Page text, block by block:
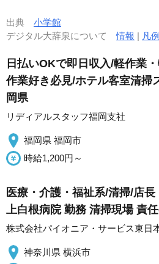
出典 小学館
デジタル大辞泉について情報 | 凡例
日払いOKで即日収入/軽作業
作業好き必見/ホテル客室清掃
岡県
リディアルスタッフ福岡支社
福岡県 福岡市
時給1,200円～
医療・介護・福祉系/清掃/店
上白根病院 勤務 清掃現場 責
株式会社パイオニア・サービス東日
神奈川県 横浜市